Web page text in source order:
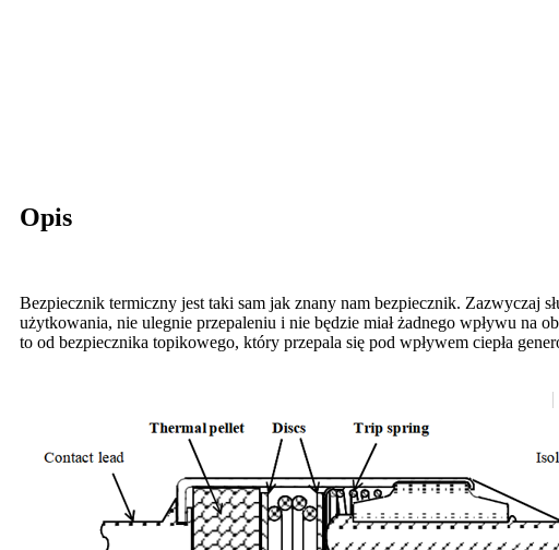
Opis
Bezpiecznik termiczny jest taki sam jak znany nam bezpiecznik. Zazwyczaj
użytkowania, nie ulegnie przepaleniu i nie będzie miał żadnego wpływu na
to od bezpiecznika topikowego, który przepala się pod wpływem ciepła